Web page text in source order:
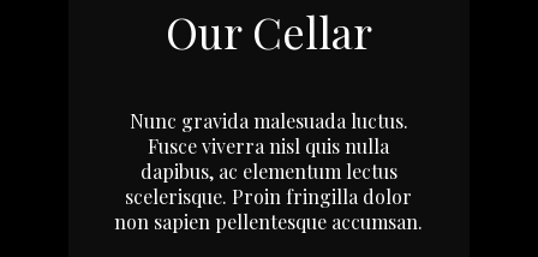
Our Cellar
Nunc gravida malesuada luctus.
Fusce viverra nisl quis nulla
dapibus, ac elementum lectus
scelerisque. Proin fringilla dolor
non sapien pellentesque accumsan.